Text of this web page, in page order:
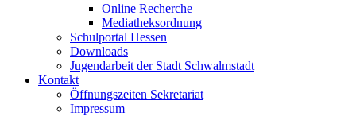
Online Recherche
Mediatheksordnung
Schulportal Hessen
Downloads
Jugendarbeit der Stadt Schwalmstadt
Kontakt
Öffnungszeiten Sekretariat
Impressum